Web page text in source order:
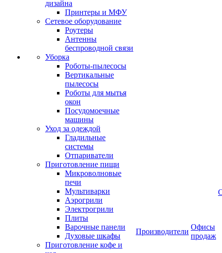
дизайна
Принтеры и МФУ
Сетевое оборудование
Роутеры
Антенны
беспроводной связи
Уборка
Роботы-пылесосы
Вертикальные
пылесосы
Роботы для мытья
окон
Посудомоечные
машины
Уход за одеждой
Гладильные
системы
Отпариватели
Приготовление пищи
Микроволновые
печи
Мультиварки
Аэрогрили
Электрогрили
Плиты
Варочные панели
Духовые шкафы
Приготовление кофе и
Производители
Офисы
продаж